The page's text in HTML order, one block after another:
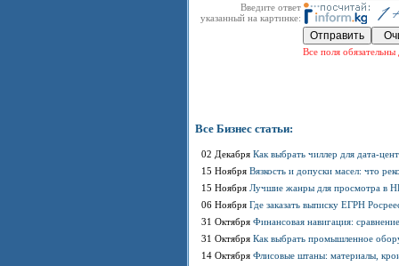
Введите ответ
указанный на картинке:
Все поля обязательны
Все Бизнес статьи:
02 Декабря Как выбрать чиллер для дата-
15 Ноября Вязкость и допуски масел: что
15 Ноября Лучшие жанры для просмотра в
06 Ноября Где заказать выписку ЕГРН
31 Октября Финансовая навигация:
31 Октября Как выбрать промышленное
14 Октября Флисовые штаны: материалы,